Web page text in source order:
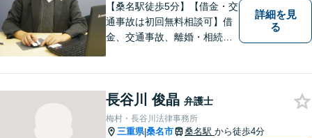
【桑名駅徒歩5分】【借金・交
通事故は初回無料相談可】借
金、交通事故、離婚・相続、
ます。地域密着型の法律事務
所です。お気軽にどうぞ【弁
護士費用特約保険・法テラス
詳細を見
る
長谷川 俊晶 弁護士
梅村・長谷川法律事務所
三重県|桑名市 桑名駅 から徒歩4分